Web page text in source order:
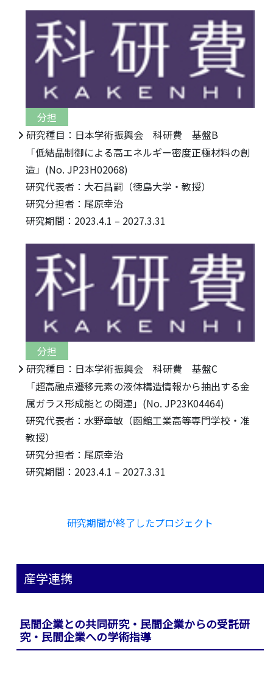
分担
研究種目：日本学術振興会 科研費 基盤B
「低結晶制御による高エネルギー密度正極材料の創
造」(No. JP23H02068)
研究代表者：大石昌嗣（徳島大学・教授）
研究分担者：尾原幸治
研究期間：2023.4.1 – 2027.3.31
分担
研究種目：日本学術振興会 科研費 基盤C
「超高融点遷移元素の液体構造情報から抽出する金
属ガラス形成能との関連」(No. JP23K04464)
研究代表者：水野章敏（函館工業高等専門学校・准
教授）
研究分担者：尾原幸治
研究期間：2023.4.1 – 2027.3.31
研究期間が終了したプロジェクト
産学連携
民間企業との共同研究・民間企業からの受託研
究・民間企業への学術指導